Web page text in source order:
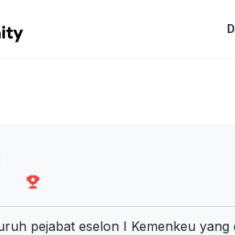
pejabat eselon I Kemenkeu